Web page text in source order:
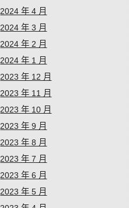
2024 年 4 月
2024 年 3 月
2024 年 2 月
2024 年 1 月
2023 年 12 月
2023 年 11 月
2023 年 10 月
2023 年 9 月
2023 年 8 月
2023 年 7 月
2023 年 6 月
2023 年 5 月